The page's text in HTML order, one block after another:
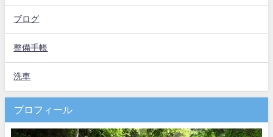
ブログ
整備手帳
洗車
プロフィール